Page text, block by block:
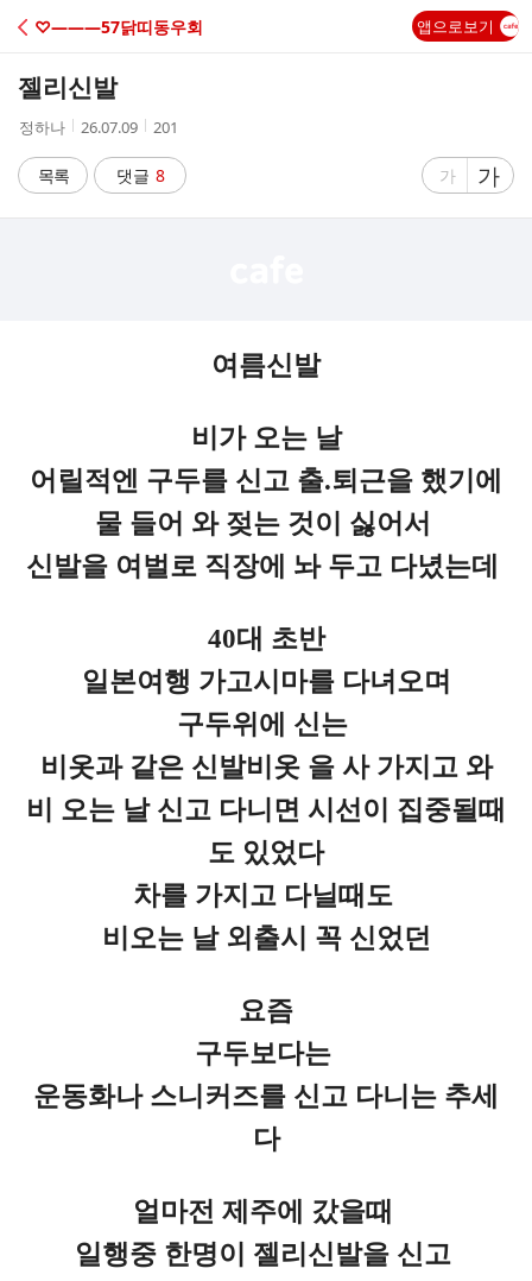
C
A
♡―――57닭띠동우회 앱으로보기
젤리신발
작
자
정하나
작
시
간
26.07.09
조
수
201
목록 댓글 8
글
가
글
자
가
여름신발
비가 오는 날
어릴적엔 구두를 신고 출.퇴근을 했기에
물 들어 와 젖는 것이 싫어서
신발을 여벌로 직장에 놔 두고 다녔는데
40대 초반
일본여행 가고시마를 다녀오며
구두위에 신는
비옷과 같은 신발비옷 을 사 가지고 와
비 오는 날 신고 다니면 시선이 집중될때
도 있었다
차를 가지고 다닐때도
비오는 날 외출시 꼭 신었던
요즘
구두보다는
운동화나 스니커즈를 신고 다니는 추세
다
얼마전 제주에 갔을때
일행중 한명이 젤리신발을 신고